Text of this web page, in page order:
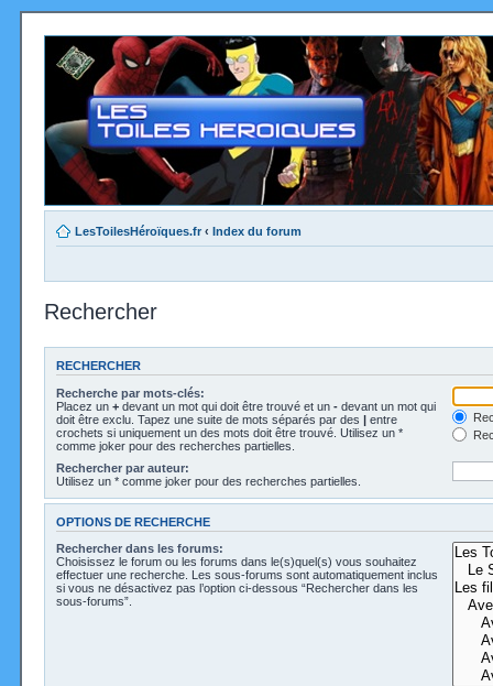
LesToilesHéroïques.fr ‹ Index du forum
Rechercher
RECHERCHER
Recherche par mots-clés:
Placez un + devant un mot qui doit être trouvé et un - devant un mot qui
doit être exclu. Tapez une suite de mots séparés par des | entre
crochets si uniquement un des mots doit être trouvé. Utilisez un *
comme joker pour des recherches partielles.
Rechercher par auteur:
Utilisez un * comme joker pour des recherches partielles.
OPTIONS DE RECHERCHE
Rechercher dans les forums:
Choisissez le forum ou les forums dans le(s)quel(s) vous souhaitez
effectuer une recherche. Les sous-forums sont automatiquement inclus
si vous ne désactivez pas l’option ci-dessous “Rechercher dans les
sous-forums”.